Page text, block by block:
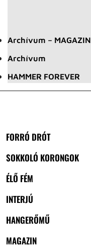
Archívum – MAGAZIN
Archívum
HAMMER FOREVER
FORRÓ DRÓT
SOKKOLÓ KORONGOK
ÉLŐ FÉM
INTERJÚ
HANGERŐMŰ
MAGAZIN